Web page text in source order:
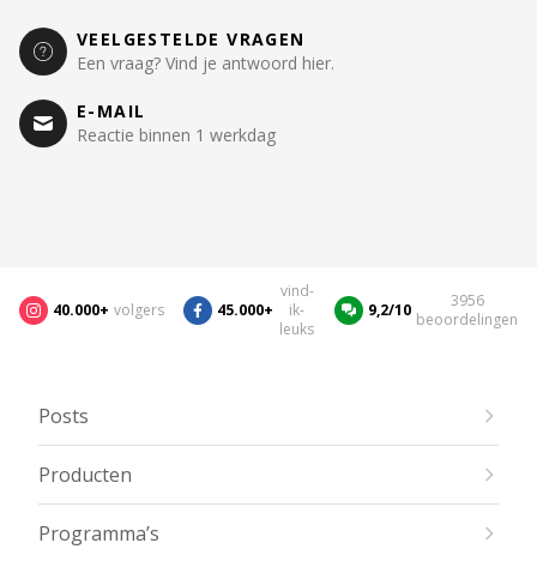
VEELGESTELDE VRAGEN
Een vraag? Vind je antwoord hier.
E-MAIL
Reactie binnen 1 werkdag
40.000+ volgers 45.000+
vind-
ik-
leuks
9,2/10
3956
beoordelingen
Posts
Producten
Programma’s